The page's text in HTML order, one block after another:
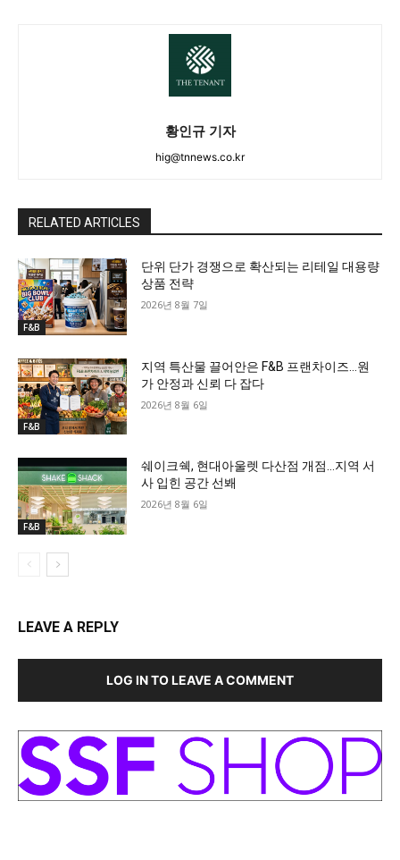
황인규 기자
hig@tnnews.co.kr
RELATED ARTICLES
F&B
단위 단가 경쟁으로 확산되는 리테일 대용량
상품 전략
2026년 8월 7일
F&B
지역 특산물 끌어안은 F&B 프랜차이즈…원
가 안정과 신뢰 다 잡다
2026년 8월 6일
F&B
쉐이크쉑, 현대아울렛 다산점 개점…지역 서
사 입힌 공간 선봬
2026년 8월 6일
LEAVE A REPLY
LOG IN TO LEAVE A COMMENT